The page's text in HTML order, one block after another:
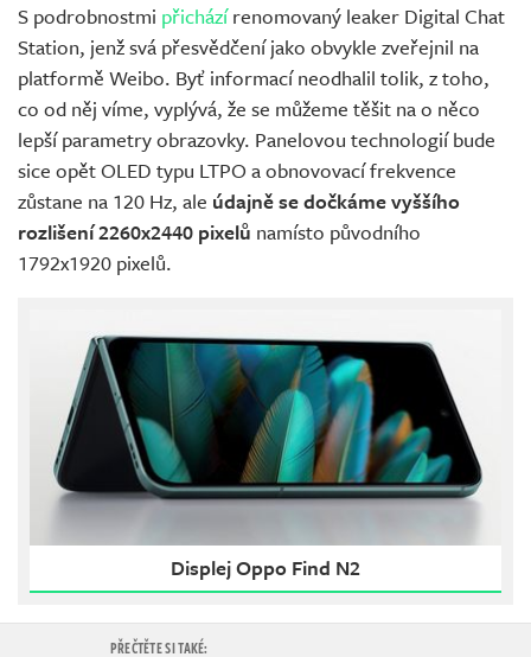
S podrobnostmi přicházírenomovaný leaker Digital Chat
Station, jenž svá přesvědčení jako obvykle zveřejnil na
platformě Weibo. Byť informací neodhalil tolik, z toho,
co od něj víme, vyplývá, že se můžeme těšit na o něco
lepší parametry obrazovky. Panelovou technologií bude
sice opět OLED typu LTPO a obnovovací frekvence
zůstane na 120 Hz, ale údajně se dočkáme vyššího
rozlišení 2260x2440 pixelů namísto původního
1792x1920 pixelů.
Displej Oppo Find N2